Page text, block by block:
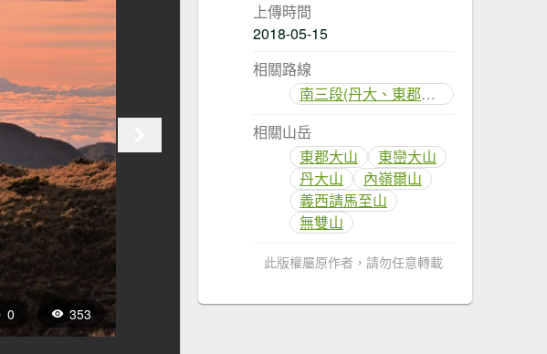
0 353
上傳時間
2018-05-15
相關路線
南三段(丹大、東郡橫斷)
相關山岳
東郡大山
東巒大山
丹大山
內嶺爾山
義西請馬至山
無雙山
此版權屬原作者，請勿任意轉載